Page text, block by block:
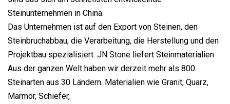
Steinunternehmen in China.
Das Unternehmen ist auf den Export von Steinen, den
Steinbruchabbau, die Verarbeitung, die Herstellung und den
Projektbau spezialisiert. JN Stone liefert Steinmaterialien
Aus der ganzen Welt haben wir derzeit mehr als 800
Steinarten aus 30 Ländern. Materialien wie Granit, Quarz,
Marmor, Schiefer,